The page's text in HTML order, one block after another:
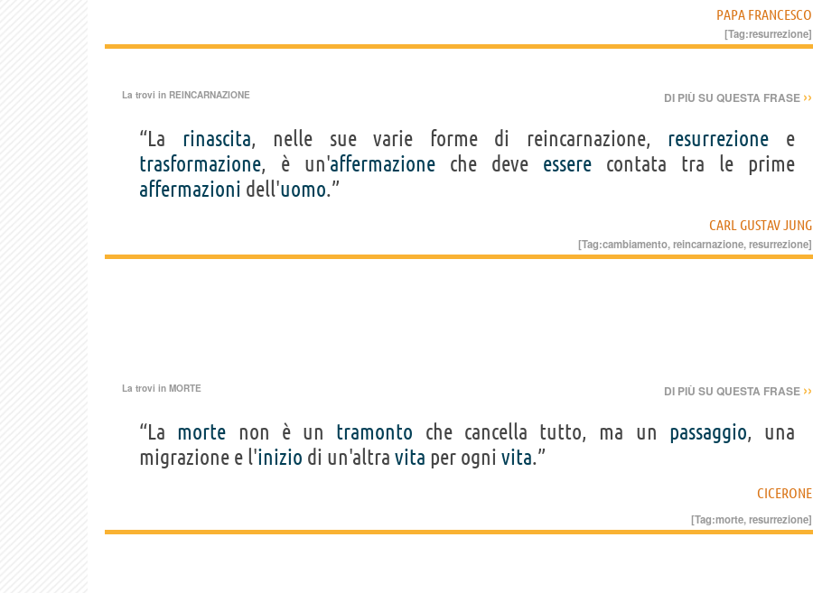
PAPA FRANCESCO
[Tag:resurrezione]
La trovi in REINCARNAZIONE DI PIÙ SU QUESTA FRASE ››
“La rinascita, nelle sue varie forme di reincarnazione, resurrezione e
trasformazione, è un'affermazione che deve essere contata tra le prime
affermazioni dell'uomo.”
CARL GUSTAV JUNG
[Tag:cambiamento,reincarnazione,resurrezione]
La trovi in MORTE DI PIÙ SU QUESTA FRASE ››
“La morte non è un tramonto che cancella tutto, ma un passaggio, una
migrazione e l'inizio di un'altra vita per ogni vita.”
CICERONE
[Tag:morte,resurrezione]